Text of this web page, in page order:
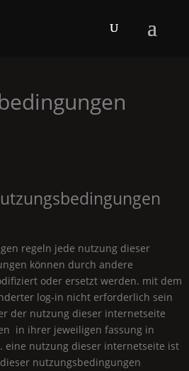
regeln jede nutzung dieser
können durch andere
oder ersetzt werden. mit dem
log-in nicht erforderlich sein
der nutzung dieser internetseite
in ihrer jeweiligen fassung in
eine nutzung dieser internetseite ist
nutzungsbedingungen